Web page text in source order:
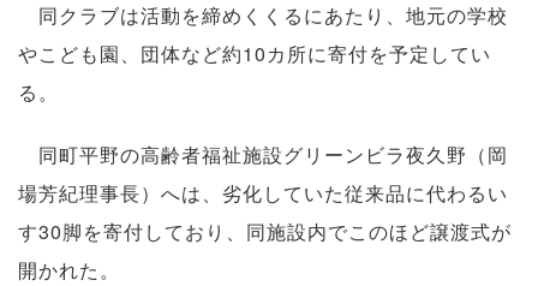
同クラブは活動を締めくくるにあたり、地元の学校
やこども園、団体など約10カ所に寄付を予定してい
る。
同町平野の高齢者福祉施設グリーンビラ夜久野（岡
場芳紀理事長）へは、劣化していた従来品に代わるい
す30脚を寄付しており、同施設内でこのほど譲渡式が
開かれた。